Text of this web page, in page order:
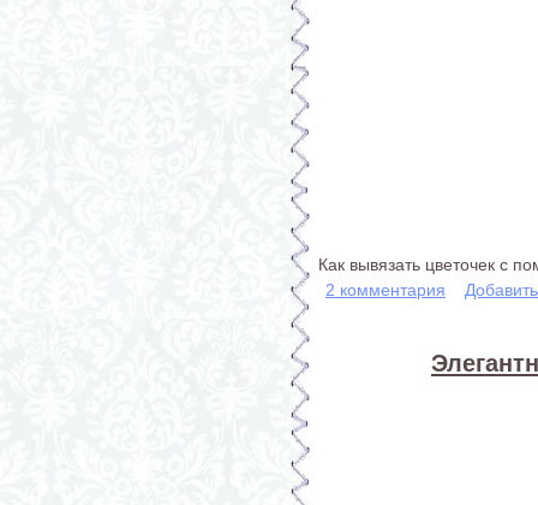
Как вывязать цветочек с
2 комментария